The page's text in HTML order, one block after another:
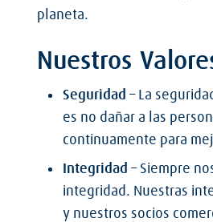
planeta.
Nuestros
Seguridad – La
es no dañar a las
continuamente para
Integridad – Siempre
integridad. Nuestras
y nuestros socios